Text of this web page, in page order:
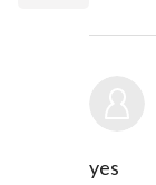
yes